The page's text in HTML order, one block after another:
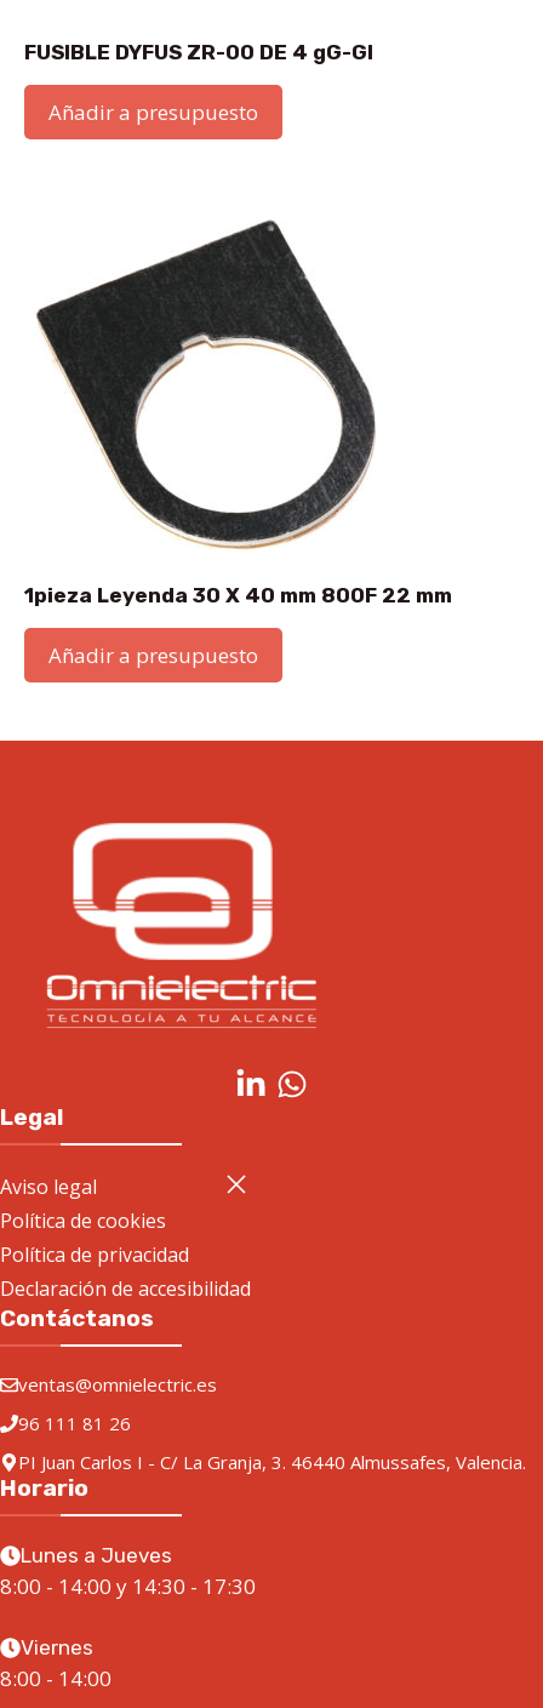
FUSIBLE DYFUS ZR-00 DE 4 gG-GI
Añadir a presupuesto
1pieza Leyenda 30 X 40 mm 800F 22 mm
Añadir a presupuesto
Legal
Aviso legal
Política de cookies
Política de privacidad
Declaración de accesibilidad
Contáctanos
ventas@omnielectric.es
96 111 81 26
PI Juan Carlos I - C/ La Granja, 3. 46440 Almussafes, Valencia.
Horario
Lunes a Jueves
8:00 - 14:00 y 14:30 - 17:30
Viernes
8:00 - 14:00